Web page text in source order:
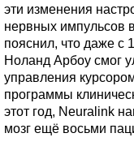
эти изменения
нервных импульсов
пояснил, что даже с
Ноланд Арбоу смог
управления
программы
этот год, Neuralink
мозг ещё восьми